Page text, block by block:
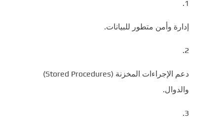
إدارة وأمن متطور للبيانات.
دعم الإجراءات المخزنة (Stored Procedures)
والدوال.